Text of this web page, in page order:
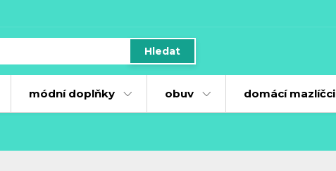
Hledat
módní doplňky obuv domácí mazlíčci